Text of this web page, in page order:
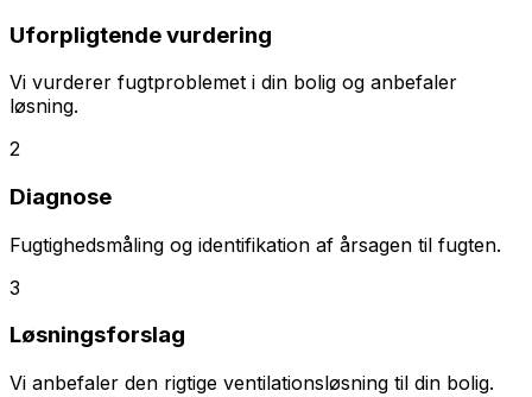
Uforpligtende vurdering
Vi vurderer fugtproblemet i din bolig og anbefaler
løsning.
2
Diagnose
Fugtighedsmåling og identifikation af årsagen til fugten.
3
Løsningsforslag
Vi anbefaler den rigtige ventilationsløsning til din bolig.